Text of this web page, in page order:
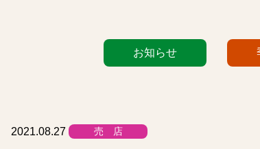
リ
お知らせ
2021.08.27 売 店